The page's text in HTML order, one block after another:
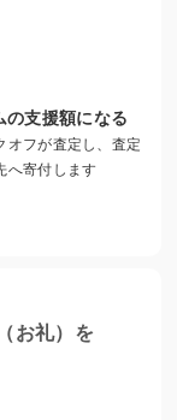
の支援額になる
オフが査定し、査定
へ寄付します
お礼）を